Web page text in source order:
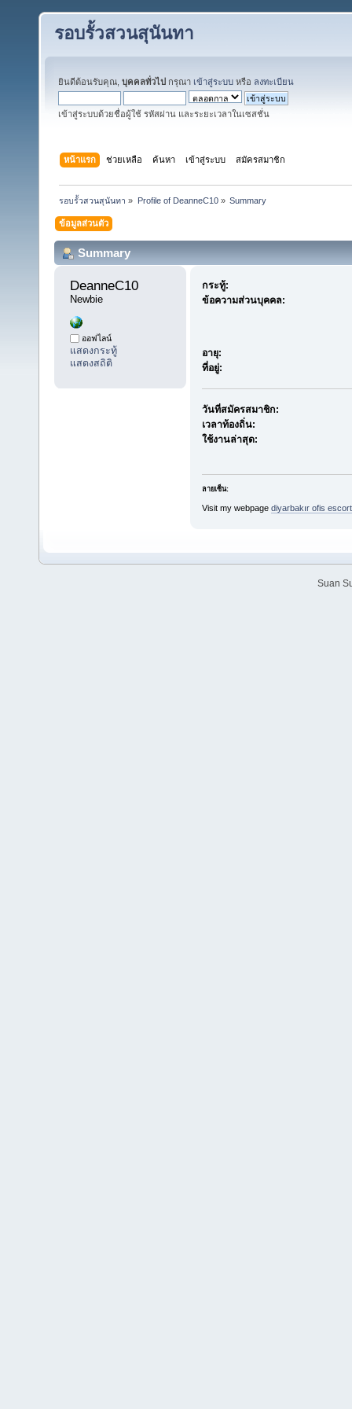
รอบรั้วสวนสุนันทา
ยินดีต้อนรับคุณ, บุคคลทั่วไป กรุณา เข้าสู่ระบบ หรือ ลงทะเบียน
เข้าสู่ระบบด้วยชื่อผู้ใช้ รหัสผ่าน และระยะเวลาในเซสชั่น
หน้าแรก ช่วยเหลือ ค้นหา เข้าสู่ระบบ สมัครสมาชิก
รอบรั้วสวนสุนันทา » Profile of DeanneC10» Summary
ข้อมูลส่วนตัว
Summary
DeanneC10
Newbie
ออฟไลน์
แสดงกระทู้
แสดงสถิติ
กระทู้:
ข้อความส่วนบุคคล:
อายุ:
ที่อยู่:
วันที่สมัครสมาชิก:
เวลาท้องถิ่น:
ใช้งานล่าสุด:
ลายเซ็น:
Visit my webpage diyarbakır ofis escort
Suan